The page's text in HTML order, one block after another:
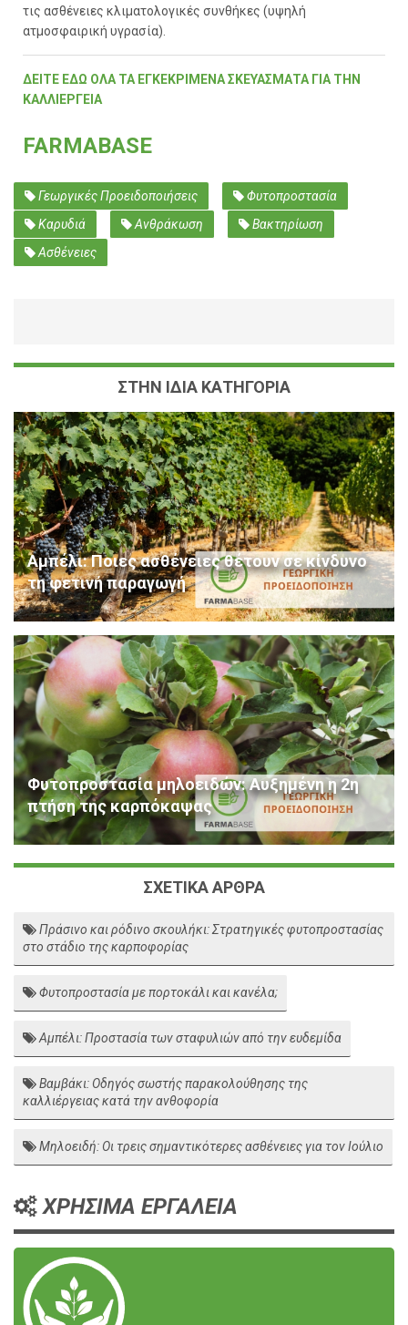
τις ασθένειες κλιματολογικές συνθήκες (υψηλή
ατμοσφαιρική υγρασία).
ΔΕΙΤΕ ΕΔΩ ΟΛΑ ΤΑ ΕΓΚΕΚΡΙΜΕΝΑ ΣΚΕΥΑΣΜΑΤΑ ΓΙΑ ΤΗΝ
ΚΑΛΛΙΕΡΓΕΙΑ
FARMABASE
Γεωργικές Προειδοποιήσεις
Φυτοπροστασία
Καρυδιά
Ανθράκωση
Βακτηρίωση
Ασθένειες
ΣΤΗΝ ΙΔΙΑ ΚΑΤΗΓΟΡΙΑ
Αμπέλι: Ποιες ασθένειες θέτουν σε κίνδυνο
τη φετινή παραγωγή
Φυτοπροστασία μηλοειδών: Αυξημένη η 2η
πτήση της καρπόκαψας
ΣΧΕΤΙΚΑ ΑΡΘΡΑ
Πράσινο και ρόδινο σκουλήκι: Στρατηγικές φυτοπροστασίας
στο στάδιο της καρποφορίας
Φυτοπροστασία με πορτοκάλι και κανέλα;
Αμπέλι: Προστασία των σταφυλιών από την ευδεμίδα
Βαμβάκι: Οδηγός σωστής παρακολούθησης της
καλλιέργειας κατά την ανθοφορία
Μηλοειδή: Οι τρεις σημαντικότερες ασθένειες για τον Ιούλιο
ΧΡΗΣΙΜΑ ΕΡΓΑΛΕΙΑ